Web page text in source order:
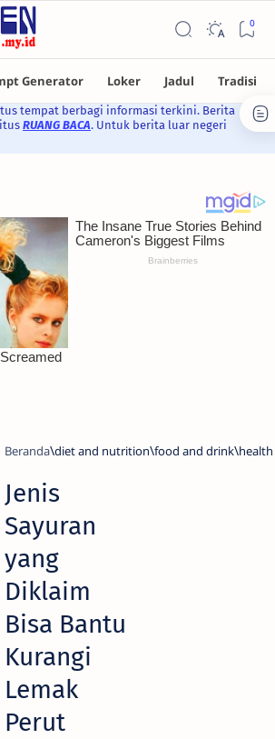
tempat berbagi informasi terkini. Berita
RUANG BACA. Untuk berita luar negeri
Beranda diet and nutrition food and drink health
Jenis
Sayuran
yang
Diklaim
Bisa Bantu
Kurangi
Lemak
Perut